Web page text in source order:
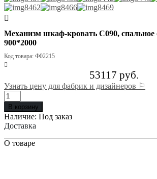
Механизм шкаф-кровать С090, спальное
900*2000
Код товара: Ф02215
53117 руб.
Узнать цену для фабрик и дизайнеров ⚐
В корзину
Наличие: Под заказ
Доставка
О товаре